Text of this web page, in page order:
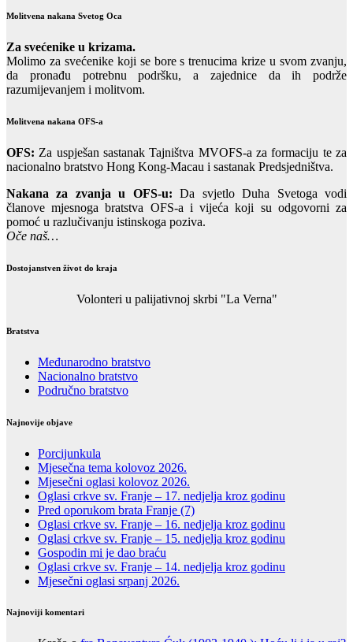
Molitvena nakana Svetog Oca
Za svećenike u krizama.
Molimo za svećenike koji se bore s trenucima krize u svom zvanju,
da pronađu potrebnu podršku, a zajednice da ih podrže
razumijevanjem i molitvom.
Molitvena nakana OFS-a
OFS: Za uspješan sastanak Tajništva MVOFS-a za formaciju te za
nacionalno bratstvo Hong Kong-Macau i sastanak Predsjedništva.
Nakana za zvanja u OFS-u: Da svjetlo Duha Svetoga vodi
članove mjesnoga bratstva OFS-a i vijeća koji su odgovorni za
pomoć u razlučivanju istinskoga poziva.
Oče naš…
Dostojanstven život do kraja
Volonteri u palijativnoj skrbi "La Verna"
Bratstva
Međunarodno bratstvo
Nacionalno bratstvo
Područno bratstvo
Najnovije objave
Porcijunkula
Mjesečna tema kolovoz 2026.
Mjesečni oglasi kolovoz 2026.
Oglasi crkve sv. Franje – 17. nedjelja kroz godinu
Pred oporukom brata Franje (7)
Oglasi crkve sv. Franje – 16. nedjelja kroz godinu
Oglasi crkve sv. Franje – 15. nedjelja kroz godinu
Gospodin mi je dao braću
Oglasi crkve sv. Franje – 14. nedjelja kroz godinu
Mjesečni oglasi srpanj 2026.
Najnoviji komentari